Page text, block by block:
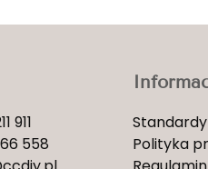
911
558
Polityka